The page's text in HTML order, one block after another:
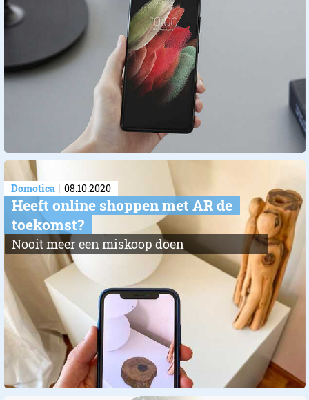
Domotica 08.10.2020
Heeft online shoppen met AR de
toekomst?
Nooit meer een miskoop doen